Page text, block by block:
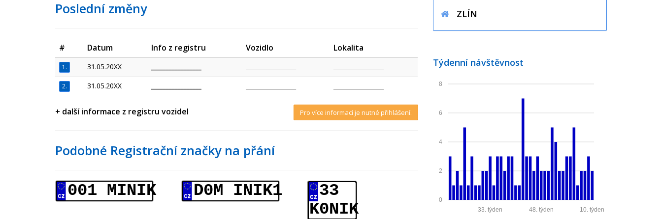
Poslední změny
# Datum Info z registru Vozidlo Lokalita
1. 31.05.20XX
2. 31.05.20XX
+ další informace z registru vozidel Pro více informací je nutné přihlášení.
Podobné Registrační značky na přání
001 MINIK D0M INIK1
33
K0NIK
ZLÍN
Týdenní návštěvnost
0
2
4
6
8
10. týden
48. týden
33. týden